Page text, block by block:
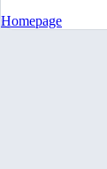
Homepage